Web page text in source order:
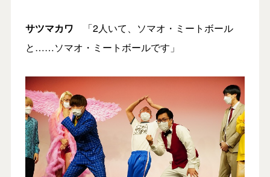
サツマカワ
「2人いて、ソマオ・ミートボール
と……ソマオ・ミートボールです」